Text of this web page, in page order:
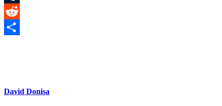
Tumblr
Reddit
David Donisa